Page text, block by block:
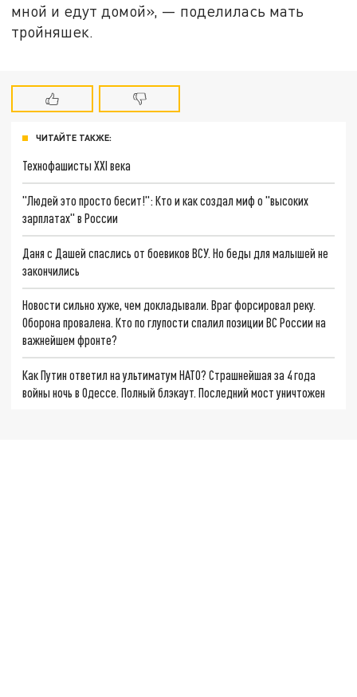
мной и едут домой», — поделилась мать
тройняшек.
ЧИТАЙТЕ ТАКЖЕ:
Технофашисты XXI века
"Людей это просто бесит!": Кто и как создал миф о "высоких
зарплатах" в России
Даня с Дашей спаслись от боевиков ВСУ. Но беды для малышей не
закончились
Новости сильно хуже, чем докладывали. Враг форсировал реку.
Оборона провалена. Кто по глупости спалил позиции ВС России на
важнейшем фронте?
Как Путин ответил на ультиматум НАТО? Страшнейшая за 4 года
войны ночь в Одессе. Полный блэкаут. Последний мост уничтожен